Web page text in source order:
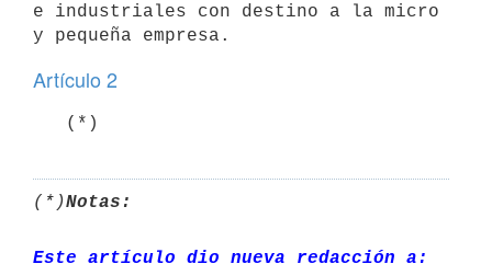
e industriales con destino a la micro
Artículo 2
   (*)
(*)Notas:
Este artículo dio nueva redacción a: